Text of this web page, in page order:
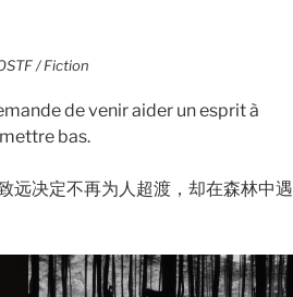
/ Fiction
de venir aider un esprit à
bas.
远决定不再为人超渡，却在森林中遇